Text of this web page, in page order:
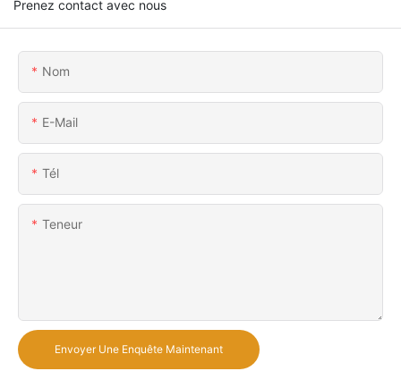
Prenez contact avec nous
Nom
E-Mail
Tél
Teneur
Envoyer Une Enquête Maintenant